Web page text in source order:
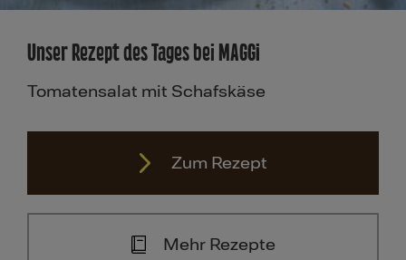
Unser Rezept des Tages bei MAGGI
Tomatensalat mit Schafskäse
Zum Rezept
Mehr Rezepte